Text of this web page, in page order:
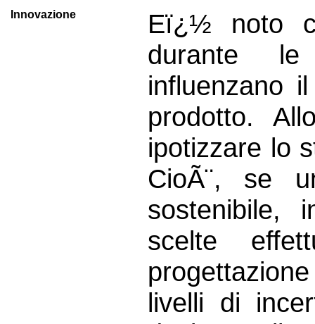
Innovazione
Eï¿½ noto
durante
influenzano
prodotto.
ipotizzare lo
CioÃ¨, se
sostenibile,
scelte
livelli di